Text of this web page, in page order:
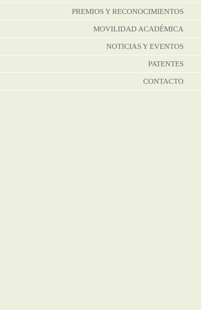
PREMIOS Y RECONOCIMIENTOS
MOVILIDAD ACADÉMICA
NOTICIAS Y EVENTOS
PATENTES
CONTACTO